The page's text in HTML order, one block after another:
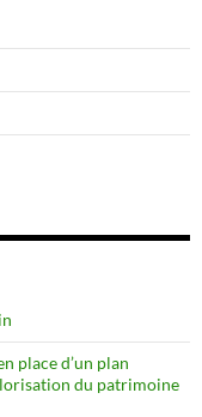
place d’un plan
du patrimoine